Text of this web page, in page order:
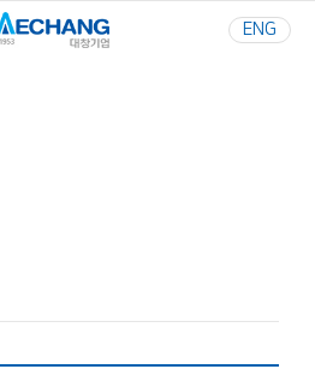
ENG